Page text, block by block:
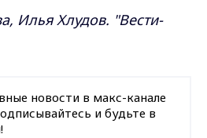
Илья Хлудов. "Вести-
новости в макс-канале
и будьте в